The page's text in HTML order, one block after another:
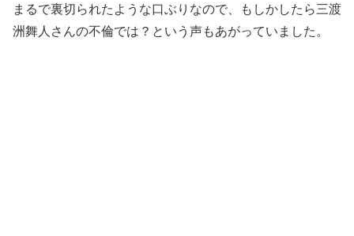
まるで裏切られたような口ぶりなので、もしかしたら三渡
洲舞人さんの不倫では？という声もあがっていました。